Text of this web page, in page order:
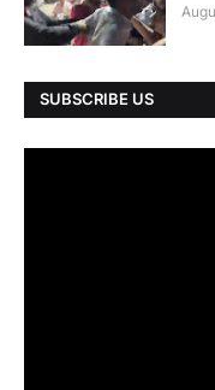
SUBSCRIBE US